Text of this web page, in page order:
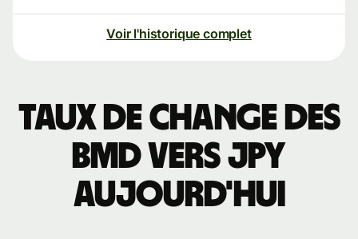
Voir l'historique complet
Taux de change des
BMD vers JPY
aujourd'hui